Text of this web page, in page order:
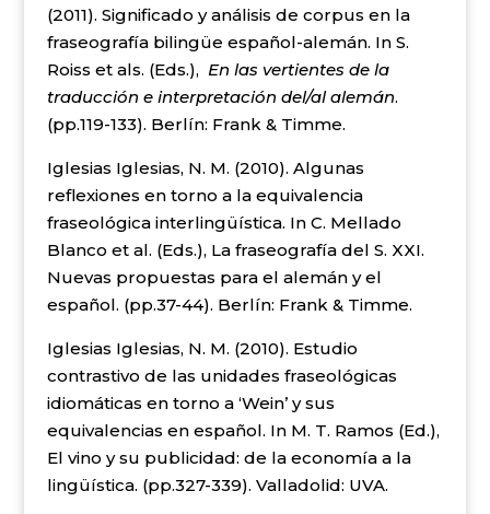
(2011). Significado y análisis de corpus en la
fraseografía bilingüe español-alemán. In S.
Roiss et als. (Eds.), En las vertientes de la
traducción e interpretación del/al alemán.
(pp.119-133). Berlín: Frank & Timme.
Iglesias Iglesias, N. M. (2010). Algunas
reflexiones en torno a la equivalencia
fraseológica interlingüística. In C. Mellado
Blanco et al. (Eds.), La fraseografía del S. XXI.
Nuevas propuestas para el alemán y el
español. (pp.37-44). Berlín: Frank & Timme.
Iglesias Iglesias, N. M. (2010). Estudio
contrastivo de las unidades fraseológicas
idiomáticas en torno a ‘Wein’ y sus
equivalencias en español. In M. T. Ramos (Ed.),
El vino y su publicidad: de la economía a la
lingüística. (pp.327-339). Valladolid: UVA.